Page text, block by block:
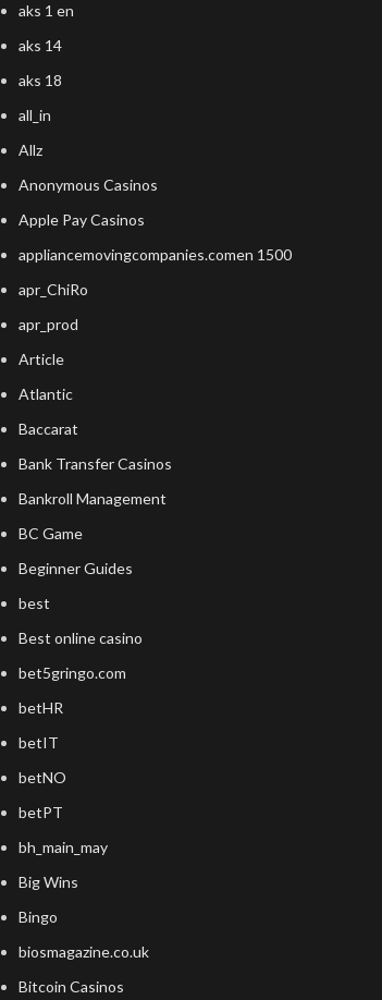
aks 1 en
aks 14
aks 18
all_in
Allz
Anonymous Casinos
Apple Pay Casinos
appliancemovingcompanies.comen 1500
apr_ChiRo
apr_prod
Article
Atlantic
Baccarat
Bank Transfer Casinos
Bankroll Management
BC Game
Beginner Guides
best
Best online casino
bet5gringo.com
betHR
betIT
betNO
betPT
bh_main_may
Big Wins
Bingo
biosmagazine.co.uk
Bitcoin Casinos